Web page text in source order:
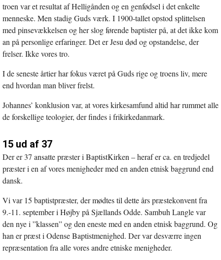
troen var et resultat af Helligånden og en genfødsel i det enkelte
menneske. Men stadig Guds værk. I 1900-tallet opstod splittelsen
med pinsevækkelsen og her slog førende baptister på, at det ikke kom
an på personlige erfaringer. Det er Jesu død og opstandelse, der
frelser. Ikke vores tro.
I de seneste årtier har fokus været på Guds rige og troens liv, mere
end hvordan man bliver frelst.
Johannes’ konklusion var, at vores kirkesamfund altid har rummet alle
de forskellige teologier, der findes i frikirkedanmark.
15 ud af 37
Der er 37 ansatte præster i BaptistKirken – heraf er ca. en tredjedel
præster i en af vores menigheder med en anden etnisk baggrund end
dansk.
Vi var 15 baptistpræster, der mødtes til dette års præstekonvent fra
9.-11. september i Højby på Sjællands Odde. Sambuh Langle var
den nye i ”klassen” og den eneste med en anden etnisk baggrund. Og
han er præst i Odense Baptistmenighed. Der var desværre ingen
repræsentation fra alle vores andre etniske menigheder.